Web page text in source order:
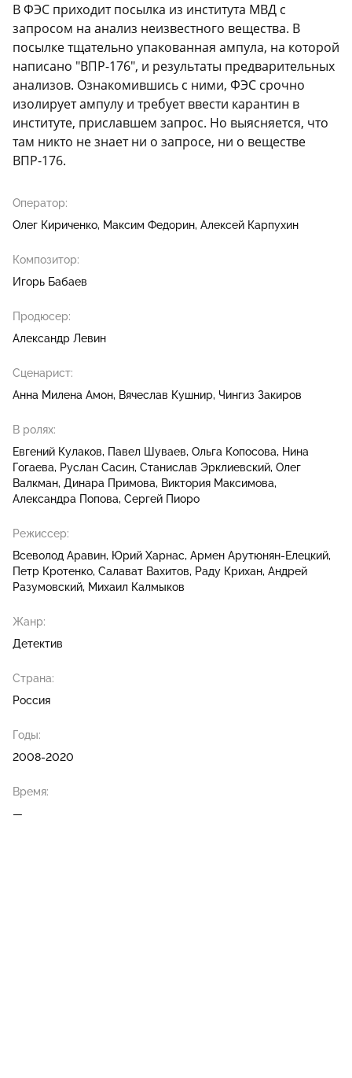
В ФЭС приходит посылка из института МВД с
запросом на анализ неизвестного вещества. В
посылке тщательно упакованная ампула, на которой
написано "ВПР-176", и результаты предварительных
анализов. Ознакомившись с ними, ФЭС срочно
изолирует ампулу и требует ввести карантин в
институте, приславшем запрос. Но выясняется, что
там никто не знает ни о запросе, ни о веществе
ВПР-176.
Оператор:
Олег Кириченко Максим Федорин Алексей Карпухин
Композитор:
Игорь Бабаев
Продюсер:
Александр Левин
Сценарист:
Анна Милена Амон Вячеслав Кушнир Чингиз Закиров
В ролях:
Евгений Кулаков
Павел Шуваев Ольга Копосова Нина
Гогаева Руслан Сасин Станислав Эрклиевский Олег
Валкман Динара Примова Виктория Максимова
Александра Попова Сергей Пиоро
Режиссер:
Всеволод Аравин Юрий Харнас Армен Арутюнян-Елецкий
Петр Кротенко Салават Вахитов Раду Крихан Андрей
Разумовский Михаил Калмыков
Жанр:
Детектив
Страна:
Россия
Годы:
2008-2020
Время:
—